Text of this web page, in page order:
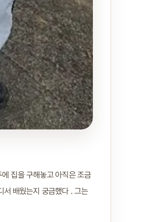
집을 구해놓고 아직은 조금
서 배웠는지 궁금했다 . 그는